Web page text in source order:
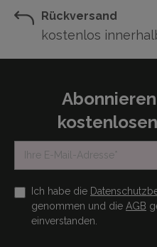
Rückversand
kostenlos
Ich habe die
genommen und die AGB
einverstanden.